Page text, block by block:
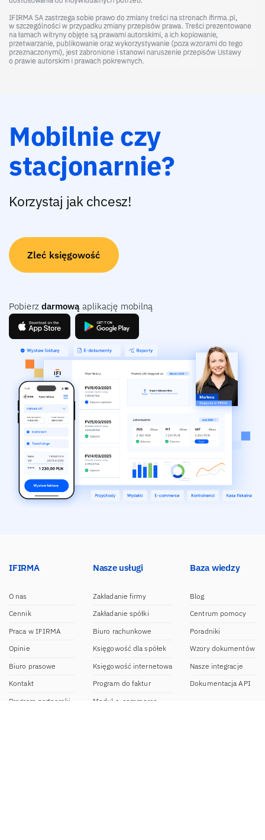
Mobilnie czy
stacjonarnie?
Korzystaj jak chcesz!
Zleć księgowość
Pobierz darmową aplikację mobilną
IFIRMA
O nas
Cennik
Praca w IFIRMA
Opinie
Biuro prasowe
Kontakt
Program partnerski
Nasze usługi
Zakładanie firmy
Zakładanie spółki
Biuro rachunkowe
Księgowość dla spółek
Księgowość internetowa
Program do faktur
Moduł e-commerce
Baza wiedzy
Blog
Centrum pomocy
Poradniki
Wzory dokumentów
Nasze integracje
Dokumentacja API